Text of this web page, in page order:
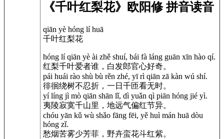
《千叶红梨花》欧阳修 拼音读音
qiān yè hóng lí huā
千叶红梨花
hóng lí qiān yè ài zhě shuí, bái fà láng guān xīn hào qí.
红梨千叶爱者谁，白发郎官心好奇。
pái huái rào shù bù rěn zhé, yī rì qiān zā kàn wú shí.
徘徊绕树不忍折，一日千匝看无时。
yí líng jì mò qiān shān lǐ, dì yuǎn qì piān hóng jié yì.
夷陵寂寞千山里，地远气偏红节异。
chóu yān kǔ wù shǎo fāng fēi, yě huì mán huā dòu
hóng zǐ.
愁烟苦雾少芳菲，野卉蛮花斗红紫。